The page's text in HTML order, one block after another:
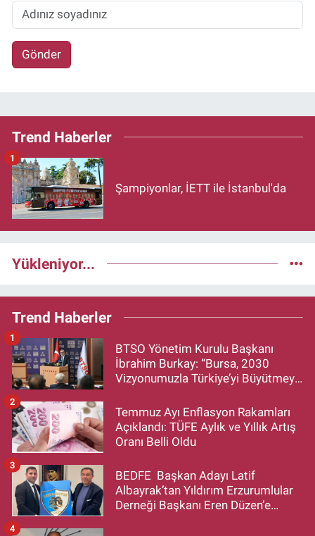
Gönder
Trend Haberler
Şampiyonlar, İETT ile İstanbul'da
1
Yükleniyor...
Trend Haberler
BTSO Yönetim Kurulu Başkanı
İbrahim Burkay: “Bursa, 2030
Vizyonumuzla Türkiye’yi Büyütmeye
1
Temmuz Ayı Enflasyon Rakamları
Açıklandı: TÜFE Aylık ve Yıllık Artış
Oranı Belli Oldu
2
BEDFE Başkan Adayı Latif
Albayrak’tan Yıldırım Erzurumlular
Derneği Başkanı Eren Düzen’e
3
4